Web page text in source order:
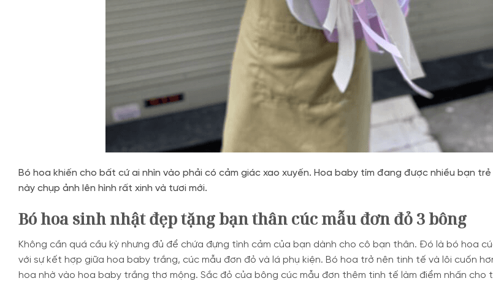
Bó hoa khiến cho bất cứ ai nhìn vào phải có cảm giác xao xuyến. Hoa baby tím đang được nhiều bạn trẻ
này chụp ảnh lên hình rất xinh và tươi mới.
Bó hoa sinh nhật đẹp tặng bạn thân cúc mẫu đơn đỏ 3 bông
Không cần quá cầu kỳ nhưng đủ để chứa đựng tình cảm của bạn dành cho cô bạn thân. Đó là bó hoa
với sự kết hợp giữa hoa baby trắng, cúc mẫu đơn đỏ và lá phụ kiện. Bó hoa trở nên tinh tế và lôi cuốn
hoa nhờ vào hoa baby trắng thơ mộng. Sắc đỏ của bông cúc mẫu đơn thêm tinh tế làm điểm nhấn cho